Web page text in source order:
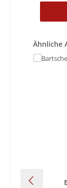
Ähnliche